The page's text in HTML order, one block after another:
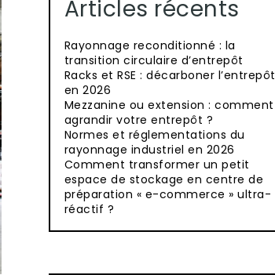
Articles récents
Rayonnage reconditionné : la
transition circulaire d’entrepôt
Racks et RSE : décarboner l’entrepôt
en 2026
Mezzanine ou extension : comment
agrandir votre entrepôt ?
Normes et réglementations du
rayonnage industriel en 2026
Comment transformer un petit
espace de stockage en centre de
préparation « e-commerce » ultra-
réactif ?